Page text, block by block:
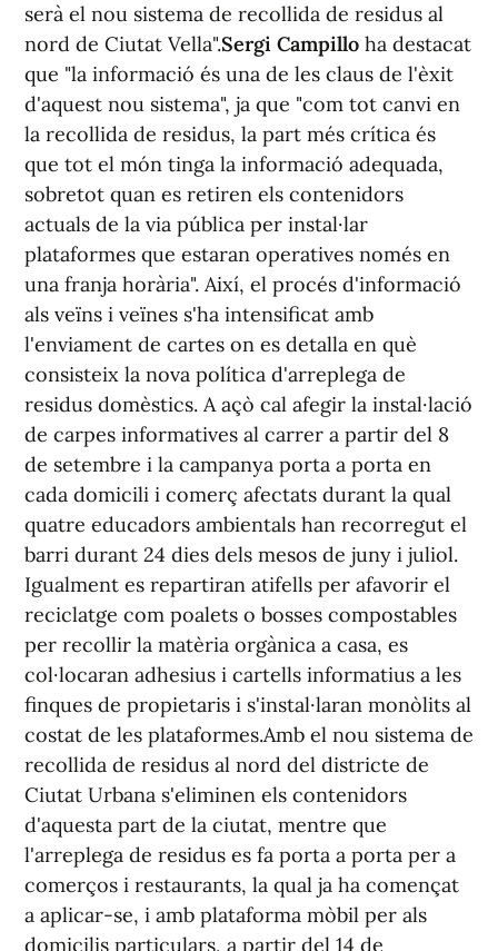
serà el nou sistema de recollida de residus al
nord de Ciutat Vella".Sergi Campillo ha destacat
que "la informació és una de les claus de l'èxit
d'aquest nou sistema", ja que "com tot canvi en
la recollida de residus, la part més crítica és
que tot el món tinga la informació adequada,
sobretot quan es retiren els contenidors
actuals de la via pública per instal·lar
plataformes que estaran operatives només en
una franja horària". Així, el procés d'informació
als veïns i veïnes s'ha intensificat amb
l'enviament de cartes on es detalla en què
consisteix la nova política d'arreplega de
residus domèstics. A açò cal afegir la instal·lació
de carpes informatives al carrer a partir del 8
de setembre i la campanya porta a porta en
cada domicili i comerç afectats durant la qual
quatre educadors ambientals han recorregut el
barri durant 24 dies dels mesos de juny i juliol.
Igualment es repartiran atifells per afavorir el
reciclatge com poalets o bosses compostables
per recollir la matèria orgànica a casa, es
col·locaran adhesius i cartells informatius a les
finques de propietaris i s'instal·laran monòlits al
costat de les plataformes.Amb el nou sistema de
recollida de residus al nord del districte de
Ciutat Urbana s'eliminen els contenidors
d'aquesta part de la ciutat, mentre que
l'arreplega de residus es fa porta a porta per a
comerços i restaurants, la qual ja ha començat
a aplicar-se, i amb plataforma mòbil per als
domicilis particulars, a partir del 14 de